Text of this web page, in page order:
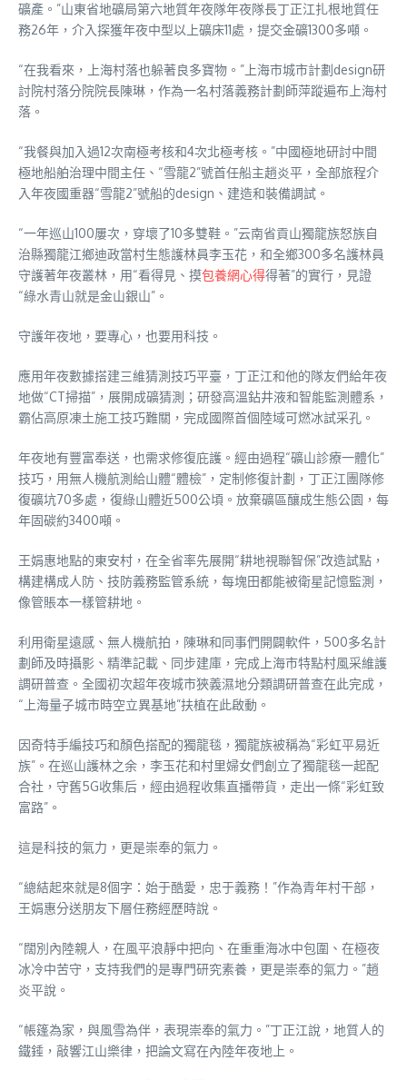
礦產。”山東省地礦局第六地質年夜隊年夜隊長丁正江扎根地質任
務26年，介入探獲年夜中型以上礦床11處，提交金礦1300多噸。
“在我看來，上海村落也躲著良多寶物。”上海市城市計劃design研
討院村落分院院長陳琳，作為一名村落義務計劃師萍蹤遍布上海村
落。
“我餐與加入過12次南極考核和4次北極考核。”中國極地研討中間
極地船舶治理中間主任、“雪龍2”號首任船主趙炎平，全部旅程介
入年夜國重器“雪龍2”號船的design、建造和裝備調試。
“一年巡山100屢次，穿壞了10多雙鞋。”云南省貢山獨龍族怒族自
治縣獨龍江鄉迪政當村生態護林員李玉花，和全鄉300多名護林員
守護著年夜叢林，用“看得見、摸包養網心得得著”的實行，見證
“綠水青山就是金山銀山”。
守護年夜地，要專心，也要用科技。
應用年夜數據搭建三維猜測技巧平臺，丁正江和他的隊友們給年夜
地做“CT掃描”，展開成礦猜測；研發高溫鉆井液和智能監測體系，
霸佔高原凍土施工技巧難關，完成國際首個陸域可燃冰試采孔。
年夜地有豐富奉送，也需求修復庇護。經由過程“礦山診療一體化”
技巧，用無人機航測給山體“體檢”，定制修復計劃，丁正江團隊修
復礦坑70多處，復綠山體近500公頃。放棄礦區釀成生態公園，每
年固碳約3400噸。
王娟惠地點的東安村，在全省率先展開“耕地視聯智保”改造試點，
構建構成人防、技防義務監管系統，每塊田都能被衛星記憶監測，
像管賬本一樣管耕地。
利用衛星遠感、無人機航拍，陳琳和同事們開闢軟件，500多名計
劃師及時攝影、精準記載、同步建庫，完成上海市特點村風采維護
調研普查。全國初次超年夜城市狹義濕地分類調研普查在此完成，
“上海量子城市時空立異基地”扶植在此啟動。
因奇特手編技巧和顏色搭配的獨龍毯，獨龍族被稱為“彩虹平易近
族”。在巡山護林之余，李玉花和村里婦女們創立了獨龍毯一起配
合社，守舊5G收集后，經由過程收集直播帶貨，走出一條“彩虹致
富路”。
這是科技的氣力，更是崇奉的氣力。
“總結起來就是8個字：始于酷愛，忠于義務！”作為青年村干部，
王娟惠分送朋友下層任務經歷時說。
“闊別內陸親人，在風平浪靜中把向、在重重海冰中包圍、在極夜
冰冷中苦守，支持我們的是專門研究素養，更是崇奉的氣力。”趙
炎平說。
“帳篷為家，與風雪為伴，表現崇奉的氣力。”丁正江說，地質人的
鐵錘，敲響江山樂律，把論文寫在內陸年夜地上。